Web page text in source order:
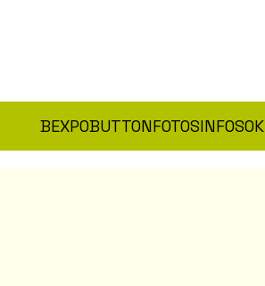
BEXPOBUTTONFOTOSINFOSOK